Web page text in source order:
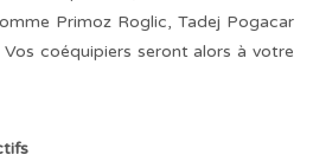
Primoz Roglic, Tadej Pogacar
coéquipiers seront alors à votre